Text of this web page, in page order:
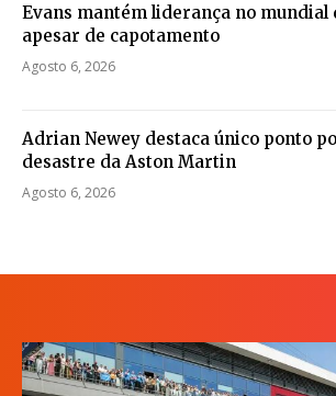
Evans mantém liderança no mundial
apesar de capotamento
Agosto 6, 2026
Adrian Newey destaca único ponto
desastre da Aston Martin
Agosto 6, 2026